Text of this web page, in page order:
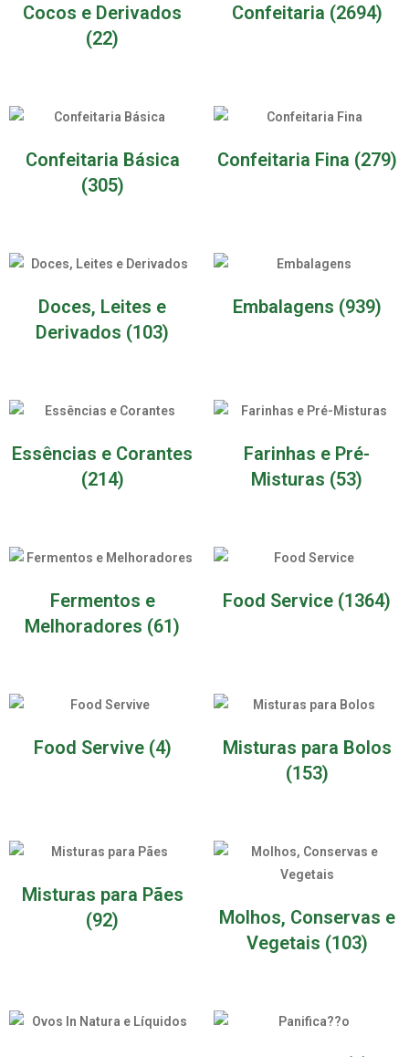
Cocos e Derivados
(22)
Confeitaria (2694)
Confeitaria Básica
(305)
Confeitaria Fina (279)
Doces, Leites e
Derivados (103)
Embalagens (939)
Essências e Corantes
(214)
Farinhas e Pré-
Misturas (53)
Fermentos e
Melhoradores (61)
Food Service (1364)
Food Servive (4)
Misturas para Bolos
(153)
Misturas para Pães
(92)
Molhos, Conservas e
Vegetais (103)